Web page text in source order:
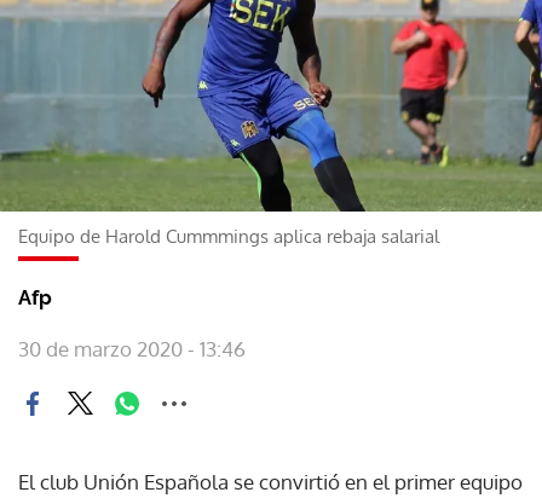
Equipo de Harold Cummmings aplica rebaja salarial
Afp
30 de marzo 2020 - 13:46
El club Unión Española se convirtió en el primer equipo